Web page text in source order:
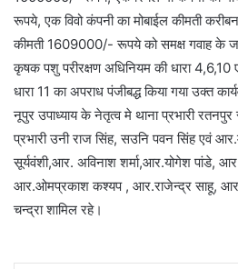
रूपये, एक विवो कंपनी का मोबाईल कीमती
कीमती 1609000/- रूपये को समक्ष गवाह के
कृषक पशु परीरक्षण अधिनियम की धारा
धारा 11 का अपराध पंजीबद्ध किया गया उक्त
नूपुर उपाध्याय के नेतृत्व मे थाना प्रभारी
प्रभारी उनी राज सिंह, सउनि पवन सिंह एवं
सूर्यवंशी,आर. अविनाश शर्मा,आर.योगेश पांडे,
आर.ओमप्रकाश कश्यप , आर.राजेन्द्र साहू,
चन्द्रा शामिल रहे।